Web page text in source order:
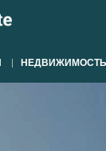
НЕДВИЖИМОСТЬ